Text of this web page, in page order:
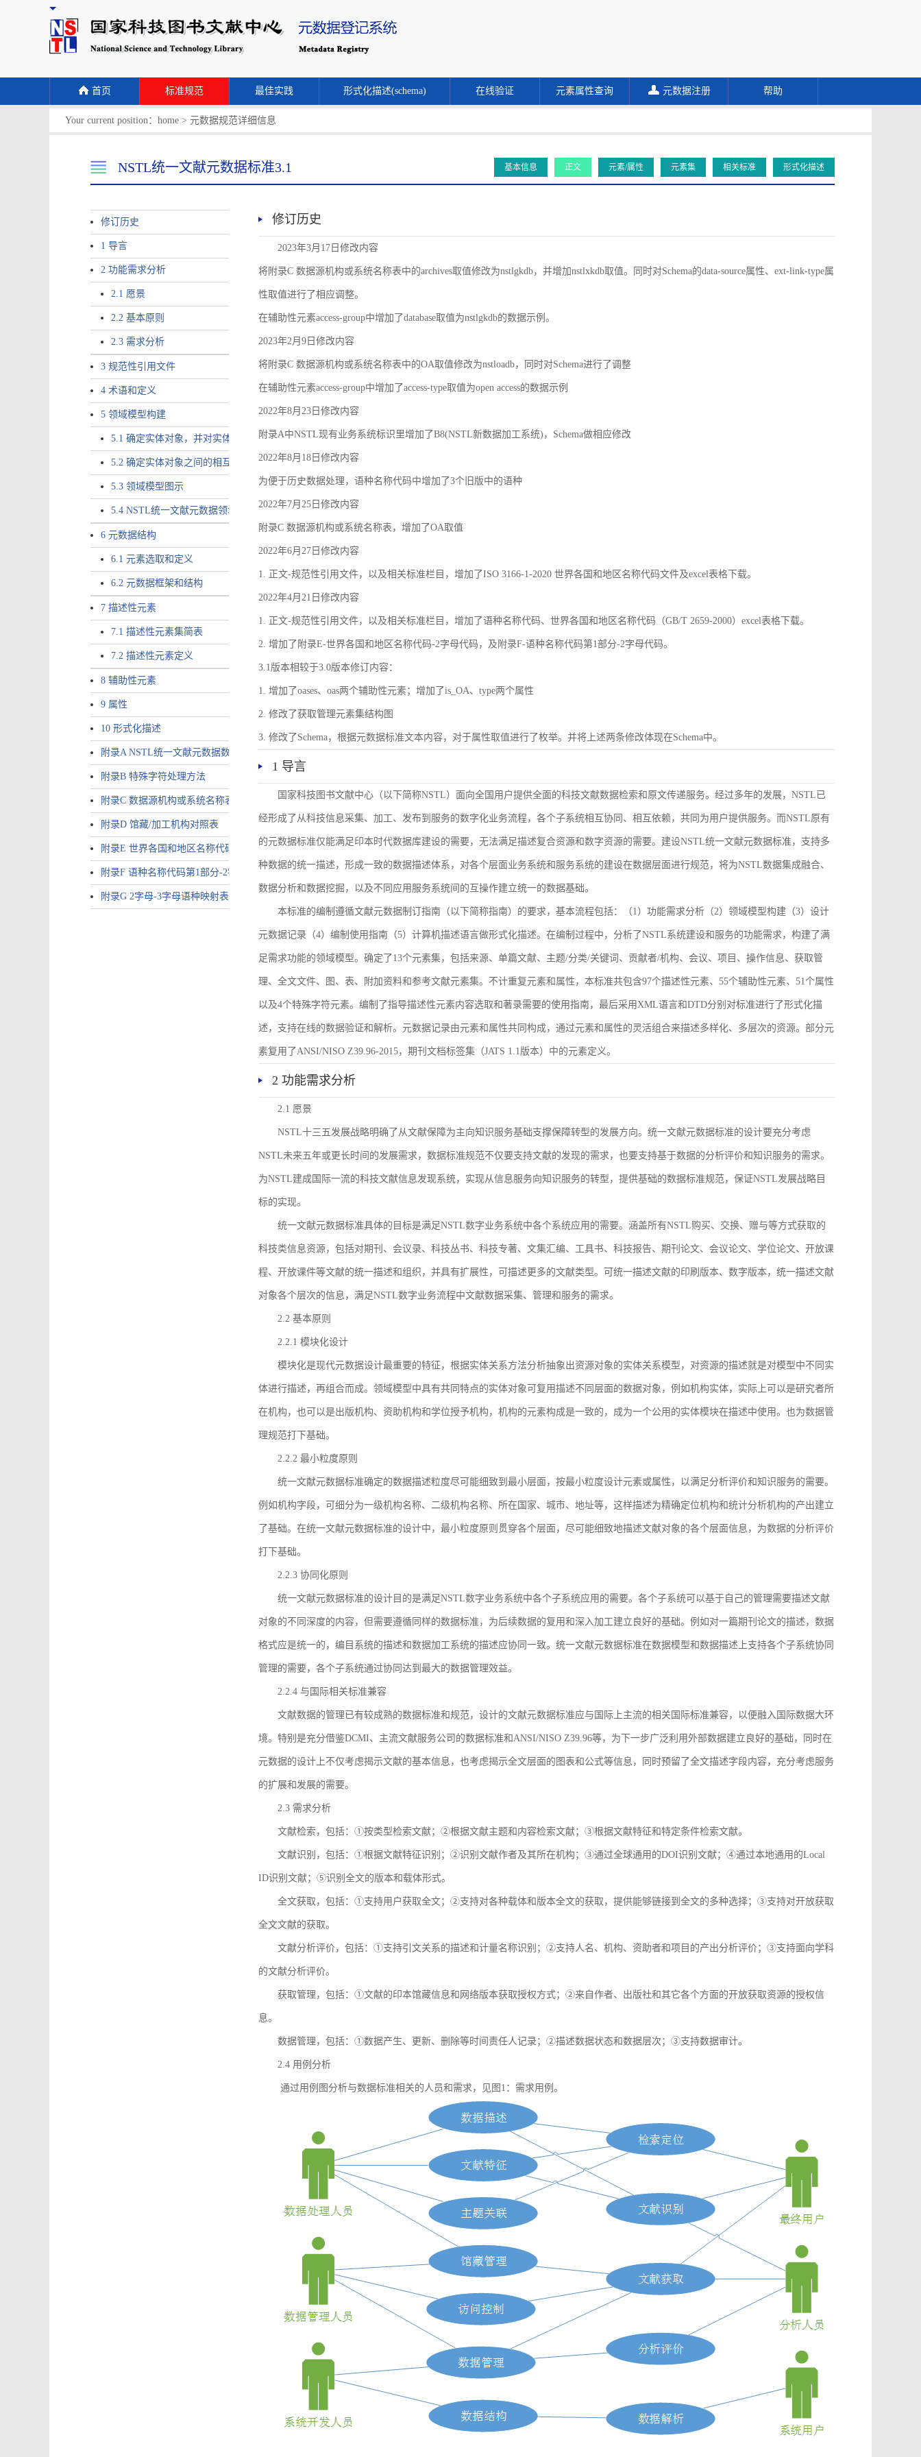
首页 标准规范 最佳实践 形式化描述(schema) 在线验证 元素属性查询 元数据注册 帮助
Your current position： home > 元数据规范详细信息
NSTL统一文献元数据标准3.1 基本信息 正文 元素/属性 元素集 相关标准 形式化描述
修订历史
1 导言
2 功能需求分析
2.1 愿景
2.2 基本原则
2.3 需求分析
3 规范性引用文件
4 术语和定义
5 领域模型构建
5.1 确定实体对象，并对实体对象命名
5.2 确定实体对象之间的相互关系，定义实体对象之间的关联和约束
5.3 领域模型图示
5.4 NSTL统一文献元数据领域模型的验证
6 元数据结构
6.1 元素选取和定义
6.2 元数据框架和结构
7 描述性元素
7.1 描述性元素集简表
7.2 描述性元素定义
8 辅助性元素
9 属性
10 形式化描述
附录A NSTL统一文献元数据数据唯一标识符规则
附录B 特殊字符处理方法
附录C 数据源机构或系统名称表
附录D 馆藏/加工机构对照表
附录E 世界各国和地区名称代码-2字母代码（GB/T 2659-2000等同ISO 3166-1）
附录F 语种名称代码第1部分-2字母代码（GB/T 4880.1-2005等同ISO 639-1）
附录G 2字母-3字母语种映射表
修订历史
2023年3月17日修改内容
将附录C 数据源机构或系统名称表中的archives取值修改为nstlgkdb，并增加nstlxkdb取值。同时对Schema的data-source属性、ext-link-type属
性取值进行了相应调整。
在辅助性元素access-group中增加了database取值为nstlgkdb的数据示例。
2023年2月9日修改内容
将附录C 数据源机构或系统名称表中的OA取值修改为nstloadb，同时对Schema进行了调整
在辅助性元素access-group中增加了access-type取值为open access的数据示例
2022年8月23日修改内容
附录A中NSTL现有业务系统标识里增加了B8(NSTL新数据加工系统)，Schema做相应修改
2022年8月18日修改内容
为便于历史数据处理，语种名称代码中增加了3个旧版中的语种
2022年7月25日修改内容
附录C 数据源机构或系统名称表，增加了OA取值
2022年6月27日修改内容
1. 正文-规范性引用文件，以及相关标准栏目，增加了ISO 3166-1-2020 世界各国和地区名称代码文件及excel表格下载。
2022年4月21日修改内容
1. 正文-规范性引用文件，以及相关标准栏目，增加了语种名称代码、世界各国和地区名称代码（GB/T 2659-2000）excel表格下载。
2. 增加了附录E-世界各国和地区名称代码-2字母代码，及附录F-语种名称代码第1部分-2字母代码。
3.1版本相较于3.0版本修订内容：
1. 增加了oases、oas两个辅助性元素；增加了is_OA、type两个属性
2. 修改了获取管理元素集结构图
3. 修改了Schema，根据元数据标准文本内容，对于属性取值进行了枚举。并将上述两条修改体现在Schema中。
1 导言
国家科技图书文献中心（以下简称NSTL）面向全国用户提供全面的科技文献数据检索和原文传递服务。经过多年的发展，NSTL已
经形成了从科技信息采集、加工、发布到服务的数字化业务流程，各个子系统相互协同、相互依赖，共同为用户提供服务。而NSTL原有
的元数据标准仅能满足印本时代数据库建设的需要，无法满足描述复合资源和数字资源的需要。建设NSTL统一文献元数据标准，支持多
种数据的统一描述，形成一致的数据描述体系，对各个层面业务系统和服务系统的建设在数据层面进行规范，将为NSTL数据集成融合、
数据分析和数据挖掘，以及不同应用服务系统间的互操作建立统一的数据基础。
本标准的编制遵循文献元数据制订指南（以下简称指南）的要求，基本流程包括：（1）功能需求分析（2）领域模型构建（3）设计
元数据记录（4）编制使用指南（5）计算机描述语言做形式化描述。在编制过程中，分析了NSTL系统建设和服务的功能需求，构建了满
足需求功能的领域模型。确定了13个元素集，包括来源、单篇文献、主题/分类/关键词、贡献者/机构、会议、项目、操作信息、获取管
理、全文文件、图、表、附加资料和参考文献元素集。不计重复元素和属性，本标准共包含97个描述性元素、55个辅助性元素、51个属性
以及4个特殊字符元素。编制了指导描述性元素内容选取和著录需要的使用指南，最后采用XML语言和DTD分别对标准进行了形式化描
述，支持在线的数据验证和解析。元数据记录由元素和属性共同构成，通过元素和属性的灵活组合来描述多样化、多层次的资源。部分元
素复用了ANSI/NISO Z39.96-2015，期刊文档标签集（JATS 1.1版本）中的元素定义。
2 功能需求分析
2.1 愿景
NSTL十三五发展战略明确了从文献保障为主向知识服务基础支撑保障转型的发展方向。统一文献元数据标准的设计要充分考虑
NSTL未来五年或更长时间的发展需求，数据标准规范不仅要支持文献的发现的需求，也要支持基于数据的分析评价和知识服务的需求。
为NSTL建成国际一流的科技文献信息发现系统，实现从信息服务向知识服务的转型，提供基础的数据标准规范，保证NSTL发展战略目
标的实现。
统一文献元数据标准具体的目标是满足NSTL数字业务系统中各个系统应用的需要。涵盖所有NSTL购买、交换、赠与等方式获取的
科技类信息资源，包括对期刊、会议录、科技丛书、科技专著、文集汇编、工具书、科技报告、期刊论文、会议论文、学位论文、开放课
程、开放课件等文献的统一描述和组织，并具有扩展性，可描述更多的文献类型。可统一描述文献的印刷版本、数字版本，统一描述文献
对象各个层次的信息，满足NSTL数字业务流程中文献数据采集、管理和服务的需求。
2.2 基本原则
2.2.1 模块化设计
模块化是现代元数据设计最重要的特征，根据实体关系方法分析抽象出资源对象的实体关系模型，对资源的描述就是对模型中不同实
体进行描述，再组合而成。领域模型中具有共同特点的实体对象可复用描述不同层面的数据对象，例如机构实体，实际上可以是研究者所
在机构，也可以是出版机构、资助机构和学位授予机构，机构的元素构成是一致的，成为一个公用的实体模块在描述中使用。也为数据管
理规范打下基础。
2.2.2 最小粒度原则
统一文献元数据标准确定的数据描述粒度尽可能细致到最小层面，按最小粒度设计元素或属性，以满足分析评价和知识服务的需要。
例如机构字段，可细分为一级机构名称、二级机构名称、所在国家、城市、地址等，这样描述为精确定位机构和统计分析机构的产出建立
了基础。在统一文献元数据标准的设计中，最小粒度原则贯穿各个层面，尽可能细致地描述文献对象的各个层面信息，为数据的分析评价
打下基础。
2.2.3 协同化原则
统一文献元数据标准的设计目的是满足NSTL数字业务系统中各个子系统应用的需要。各个子系统可以基于自己的管理需要描述文献
对象的不同深度的内容，但需要遵循同样的数据标准，为后续数据的复用和深入加工建立良好的基础。例如对一篇期刊论文的描述，数据
格式应是统一的，编目系统的描述和数据加工系统的描述应协同一致。统一文献元数据标准在数据模型和数据描述上支持各个子系统协同
管理的需要，各个子系统通过协同达到最大的数据管理效益。
2.2.4 与国际相关标准兼容
文献数据的管理已有较成熟的数据标准和规范，设计的文献元数据标准应与国际上主流的相关国际标准兼容，以便融入国际数据大环
境。特别是充分借鉴DCMI、主流文献服务公司的数据标准和ANSI/NISO Z39.96等，为下一步广泛利用外部数据建立良好的基础，同时在
元数据的设计上不仅考虑揭示文献的基本信息，也考虑揭示全文层面的图表和公式等信息，同时预留了全文描述字段内容，充分考虑服务
的扩展和发展的需要。
2.3 需求分析
文献检索，包括：①按类型检索文献；②根据文献主题和内容检索文献；③根据文献特征和特定条件检索文献。
文献识别，包括：①根据文献特征识别；②识别文献作者及其所在机构；③通过全球通用的DOI识别文献；④通过本地通用的Local
ID识别文献；⑤识别全文的版本和载体形式。
全文获取，包括：①支持用户获取全文；②支持对各种载体和版本全文的获取，提供能够链接到全文的多种选择；③支持对开放获取
全文文献的获取。
文献分析评价，包括：①支持引文关系的描述和计量名称识别；②支持人名、机构、资助者和项目的产出分析评价；③支持面向学科
的文献分析评价。
获取管理，包括：①文献的印本馆藏信息和网络版本获取授权方式；②来自作者、出版社和其它各个方面的开放获取资源的授权信
息。
数据管理，包括：①数据产生、更新、删除等时间责任人记录；②描述数据状态和数据层次；③支持数据审计。
2.4 用例分析
通过用例图分析与数据标准相关的人员和需求，见图1：需求用例。